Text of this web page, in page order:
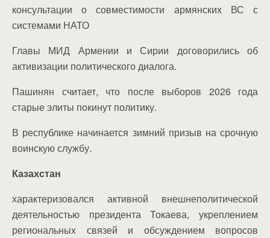
консультации о совместимости армянских ВС с
системами НАТО
Главы МИД Армении и Сирии договорились об
активизации политического диалога.
Пашинян считает, что после выборов 2026 года
старые элиты покинут политику.
В республике начинается зимний призыв на срочную
воинскую службу.
Казахстан
характеризовался активной внешнеполитической
деятельностью президента Токаева, укреплением
региональных связей и обсуждением вопросов